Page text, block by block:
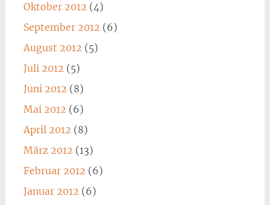
Oktober 2012 (4)
September 2012 (6)
August 2012 (5)
Juli 2012 (5)
Juni 2012 (8)
Mai 2012 (6)
April 2012 (8)
März 2012 (13)
Februar 2012 (6)
Januar 2012 (6)